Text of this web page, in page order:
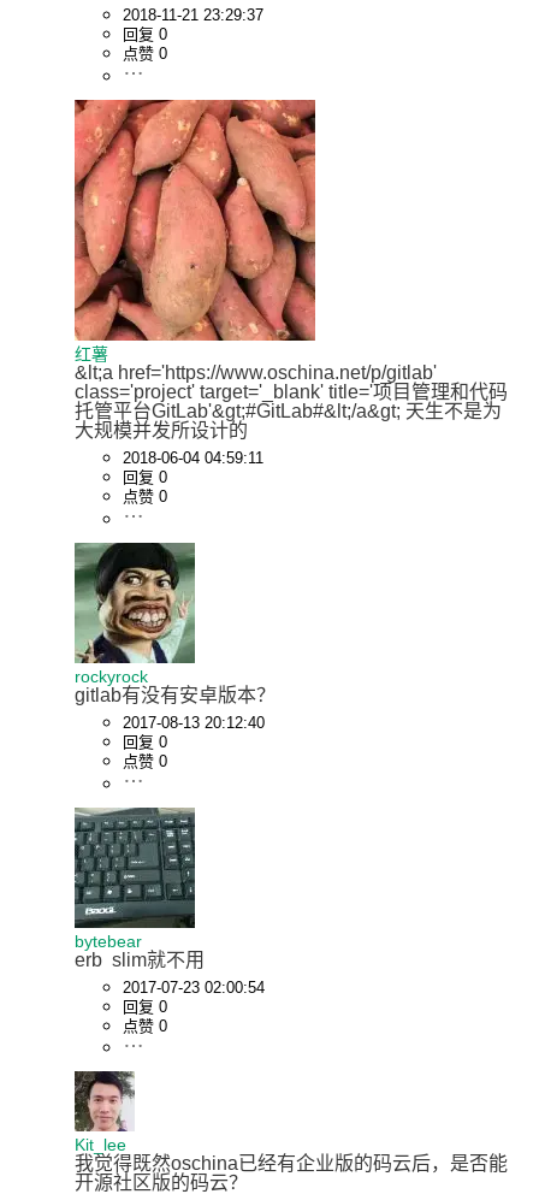
2018-11-21 23:29:37
回复 0
点赞 0
红薯
&lt;a href='https://www.oschina.net/p/gitlab'
class='project' target='_blank' title='项目管理和代码
托管平台GitLab'&gt;#GitLab#&lt;/a&gt; 天生不是为
大规模并发所设计的
2018-06-04 04:59:11
回复 0
点赞 0
rockyrock
gitlab有没有安卓版本？
2017-08-13 20:12:40
回复 0
点赞 0
bytebear
erb  slim就不用
2017-07-23 02:00:54
回复 0
点赞 0
Kit_lee
我觉得既然oschina已经有企业版的码云后，是否能
开源社区版的码云？